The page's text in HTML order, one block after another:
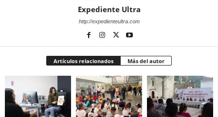
Expediente Ultra
http://expedienteultra.com
Artículos relacionados Más del autor